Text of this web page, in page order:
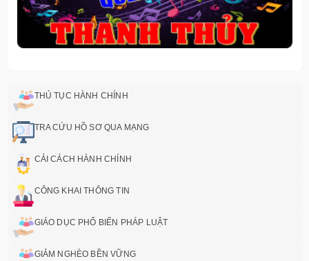
THỦ TỤC HÀNH CHÍNH
TRA CỨU HỒ SƠ QUA MẠNG
CẢI CÁCH HÀNH CHÍNH
CÔNG KHAI THÔNG TIN
GIÁO DỤC PHỔ BIẾN PHÁP LUẬT
GIẢM NGHÈO BỀN VỮNG